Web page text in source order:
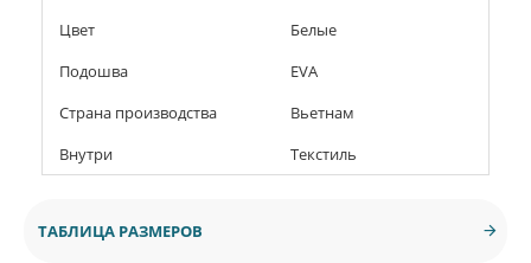
Цвет
Белые
Подошва
EVA
Страна производства
Вьетнам
Внутри
Текстиль
ТАБЛИЦА РАЗМЕРОВ